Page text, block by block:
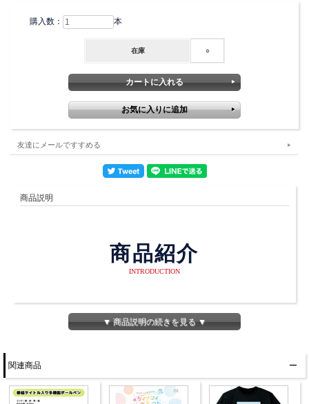
購入数： 本
在庫 ○
友達にメールですすめる
商品説明
商品紹介
INTRODUCTION
恐らく音泉初？の番組多機能ボールペンが発売決定！
今後番組でもパーソナリティが使うので、是非リスナ
▼ 商品説明の続きを見る ▼
関連商品